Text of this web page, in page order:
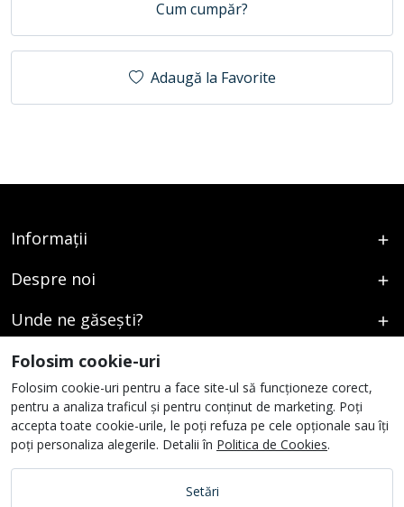
Cum cumpăr?
Adaugă la Favorite
Informații
Despre noi
Unde ne găsești?
Urmați-ne
Folosim cookie-uri
Folosim cookie-uri pentru a face site-ul să funcționeze corect,
pentru a analiza traficul și pentru conținut de marketing. Poți
accepta toate cookie-urile, le poți refuza pe cele opționale sau îți
poți personaliza alegerile. Detalii în Politica de Cookies.
Setări